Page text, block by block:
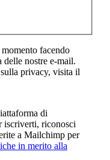
facendo
nostre e-mail.
privacy, visita il
di
iscriverti, riconosci
a Mailchimp per
in merito alla